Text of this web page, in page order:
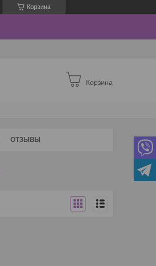
Корзина
Корзина
ОТЗЫВЫ